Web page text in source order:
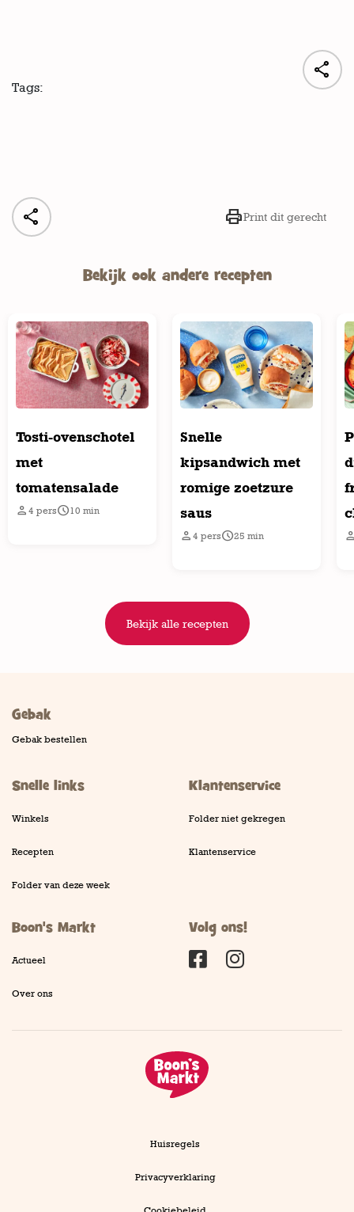
Tags:

 Print dit gerecht
Bekijk ook andere recepten
Tosti-ovenschotel
met
tomatensalade
 4 pers10 min
Snelle
kipsandwich met
romige zoetzure
saus
 4 pers25 min
Bekijk alle recepten
Gebak
Gebak bestellen
Snelle links
Winkels
Recepten
Folder van deze week
Klantenservice
Folder niet gekregen
Klantenservice
Boon's Markt
Actueel
Over ons
Volg ons!
Facebook
Huisregels
Privacyverklaring